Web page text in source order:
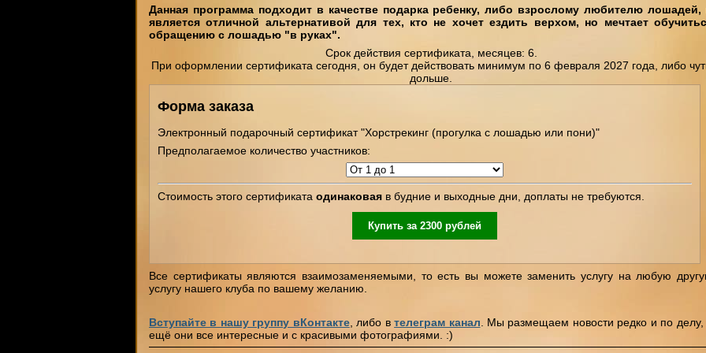
Данная программа подходит в качестве подарка ребенку, либо взрослому любителю лошадей,
является отличной альтернативой для тех, кто не хочет ездить верхом, но мечтает
обращению с лошадью "в руках".
Срок действия сертификата, месяцев: 6.
При оформлении сертификата сегодня, он будет действовать минимум по 6 февраля 2027 года, либо
дольше.
Форма заказа
Электронный подарочный сертификат "Хорстрекинг (прогулка с лошадью или пони)"
Предполагаемое количество участников:
Стоимость этого сертификата одинаковая в будние и выходные дни, доплаты не требуются.
Купить за 2300 рублей
Все сертификаты являются взаимозаменяемыми, то есть вы можете заменить услугу на любую
услугу нашего клуба по вашему желанию.
Вступайте в нашу группу вКонтакте, либо втелеграм канал . Мы размещаем новости редко и по делу,
ещё они все интересные и с красивыми фотографиями. :)